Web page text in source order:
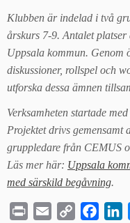
Klubben är indelad i två
årskurs 7-9. Antalet
Uppsala kommun. Genom
diskussioner, rollspel och
utforska dessa ämnen
Verksamheten startade
Projektet drivs gemensamt
gruppledare från CEMUS
Läs mer här: Uppsala
med särskild begåvning.